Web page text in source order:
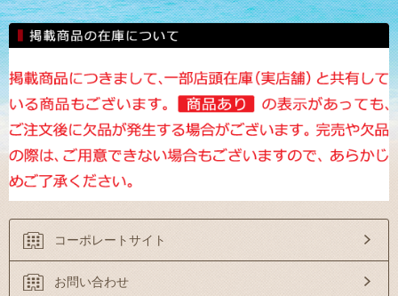
コーポレートサイト
お問い合わせ